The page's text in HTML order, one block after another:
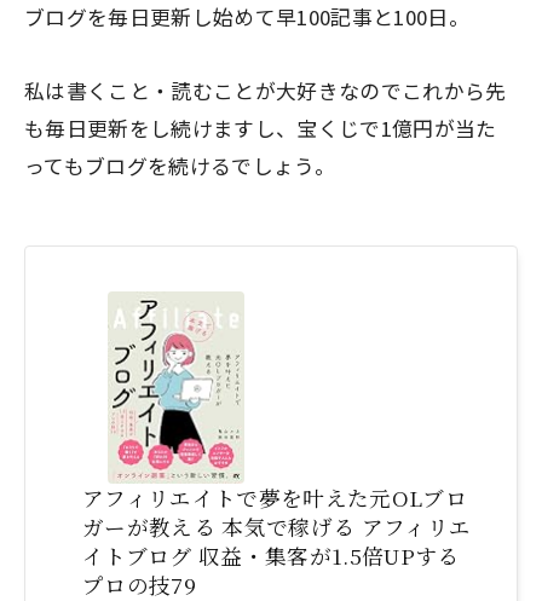
ブログを毎日更新し始めて早100記事と100日。
私は書くこと・読むことが大好きなのでこれから先
も毎日更新をし続けますし、 宝くじで1億円が当た
ってもブログを続けるでしょう。
アフィリエイトで夢を叶えた元OLブロ
ガーが教える 本気で稼げる アフィリエ
イトブログ 収益・集客が1.5倍UPする
プロの技79